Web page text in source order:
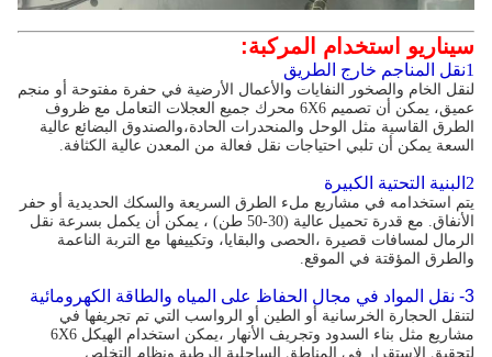
سيناريو استخدام المركبة:
1نقل المناجم خارج الطريق
لنقل الخام والصخور النفايات والأعمال الأرضية في حفرة مفتوحة أو منجم
عميق، يمكن أن تصميم 6X6 محرك جميع العجلات التعامل مع ظروف
الطرق القاسية مثل الوحل والمنحدرات الحادة،والصندوق البضائع عالية
السعة يمكن أن تلبي احتياجات نقل فعالة من المعدن عالية الكثافة.
2البنية التحتية الكبيرة
يتم استخدامه في مشاريع ملء الطرق السريعة والسكك الحديدية أو حفر
الأنفاق. مع قدرة تحميل عالية (30-50 طن) ، يمكن أن يكمل بسرعة نقل
الرمال لمسافات قصيرة ،الحصى والبقايا، وتكييفها مع التربة الناعمة
والطرق المؤقتة في الموقع.
3- نقل المواد في مجال الحفاظ على المياه والطاقة الكهرومائية
لتنقل الحجارة الخرسانية أو الطين أو الرواسب التي تم تجريفها في
مشاريع مثل بناء السدود وتجريف الأنهار ،يمكن استخدام الهيكل 6X6
لتحقيق الاستقرار في المناطق الساحلية الرطبة ونظام التخلص